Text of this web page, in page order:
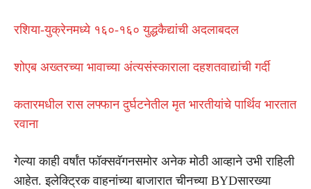
रशिया-युक्रेनमध्ये १६०-१६० युद्धकैद्यांची अदलाबदल
शोएब अख्तरच्या भावाच्या अंत्यसंस्काराला दहशतवाद्यांची गर्दी
कतारमधील रास लफ्फान दुर्घटनेतील मृत भारतीयांचे पार्थिव भारतात
रवाना
गेल्या काही वर्षांत फॉक्सवॅगनसमोर अनेक मोठी आव्हाने उभी राहिली
आहेत. इलेक्ट्रिक वाहनांच्या बाजारात चीनच्या BYDसारख्या